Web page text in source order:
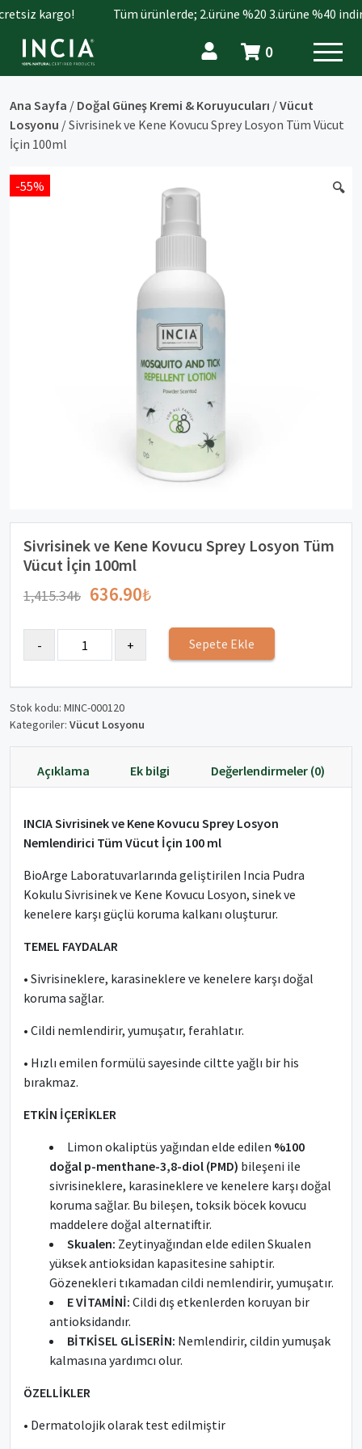
kargo! Tüm ürünlerde; 2.ürüne %20 3.ürüne %40
0
Ana Sayfa / Doğal Güneş Kremi & Koruyucuları /Vücut
Losyonu / Sivrisinek ve Kene Kovucu Sprey Losyon Tüm Vücut
İçin 100ml
-55% 🔍
Sivrisinek ve Kene Kovucu Sprey Losyon Tüm
Vücut İçin 100ml
1,415.34₺ 636.90₺
Sepete Ekle
Stok kodu: MINC-000120
Kategoriler: Vücut Losyonu
Açıklama Ek bilgi Değerlendirmeler (0)
INCIA Sivrisinek ve Kene Kovucu Sprey Losyon
Nemlendirici Tüm Vücut İçin 100 ml
BioArge Laboratuvarlarında geliştirilen Incia Pudra
Kokulu Sivrisinek ve Kene Kovucu Losyon, sinek ve
kenelere karşı güçlü koruma kalkanı oluşturur.
TEMEL FAYDALAR
• Sivrisineklere, karasineklere ve kenelere karşı doğal
koruma sağlar.
• Cildi nemlendirir, yumuşatır, ferahlatır.
• Hızlı emilen formülü sayesinde ciltte yağlı bir his
bırakmaz.
ETKİN İÇERİKLER
Limon okaliptüs yağından elde edilen %100
doğal p-menthane-3,8-diol (PMD) bileşeni ile
sivrisineklere, karasineklere ve kenelere karşı doğal
koruma sağlar. Bu bileşen, toksik böcek kovucu
maddelere doğal alternatiftir.
Skualen: Zeytinyağından elde edilen Skualen
yüksek antioksidan kapasitesine sahiptir.
Gözenekleri tıkamadan cildi nemlendirir, yumuşatır.
E VİTAMİNİ: Cildi dış etkenlerden koruyan bir
antioksidandır.
BİTKİSEL GLİSERİN: Nemlendirir, cildin yumuşak
kalmasına yardımcı olur.
ÖZELLİKLER
• Dermatolojik olarak test edilmiştir